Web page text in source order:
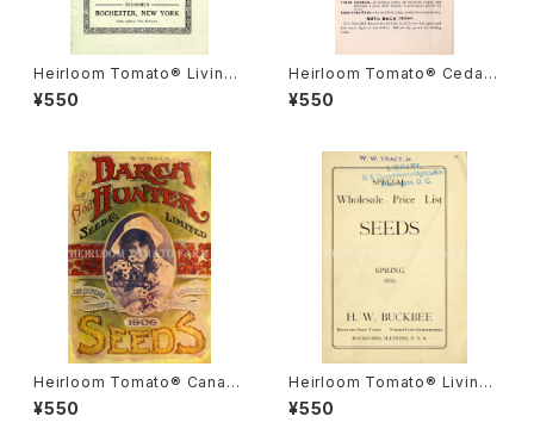
Heirloom Tomato® Livings
ton's Crimson Globe エアル
ーム・トマト・リビングストンズ・
¥550
Heirloom Tomato® Cedar
Hill エアルーム・トマト・セダー・
ヒル
¥550
Heirloom Tomato® Canad
a Pride エアルーム・トマト・カ
ナダ・プライド
¥550
Heirloom Tomato® Livings
ton's Crimson Cushion エア
ルーム・トマト・リビングストン
¥550